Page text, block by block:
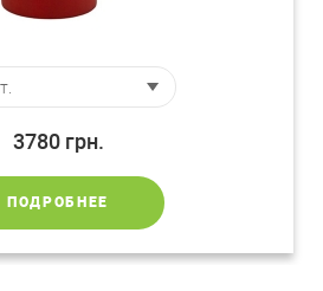
3780 грн.
ПОДРОБНЕЕ